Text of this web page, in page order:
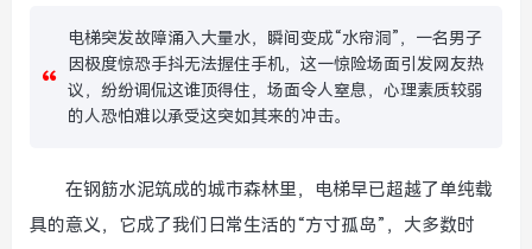
电梯突发故障涌入大量水，瞬间变成“水帘洞”，一名男子
因极度惊恐手抖无法握住手机，这一惊险场面引发网友热
议，纷纷调侃这谁顶得住，场面令人窒息，心理素质较弱
的人恐怕难以承受这突如其来的冲击。
在钢筋水泥筑成的城市森林里，电梯早已超越了单纯载
具的意义，它成了我们日常生活的“方寸孤岛”，大多数时